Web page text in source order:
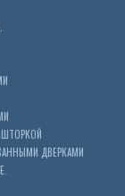
ДВЕРКАМИ